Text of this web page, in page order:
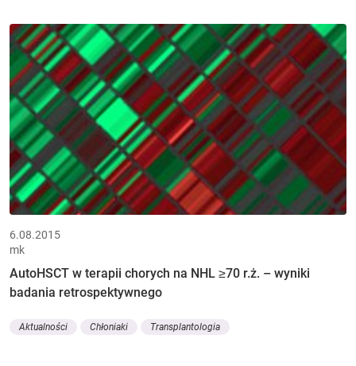
6.08.2015
mk
AutoHSCT w terapii chorych na NHL ≥70 r.ż. – wyniki
badania retrospektywnego
Aktualności Chłoniaki Transplantologia